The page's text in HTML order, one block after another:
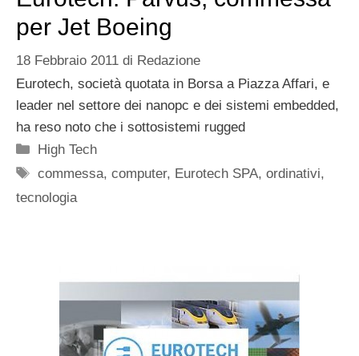
per Jet Boeing
18 Febbraio 2011 di Redazione
Eurotech, società quotata in Borsa a Piazza Affari, e
leader nel settore dei nanopc e dei sistemi embedded,
ha reso noto che i sottosistemi rugged
Categorie
High Tech
Tag
commessa,computer, Eurotech SPA,ordinativi,
tecnologia